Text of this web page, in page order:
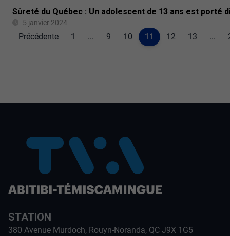
Sûreté du Québec : Un adolescent de 13 ans est porté
5 janvier 2024
Précédente 1 ... 9 10 11 12 13 ...
STATION
380 Avenue Murdoch, Rouyn-Noranda, QC J9X 1G5